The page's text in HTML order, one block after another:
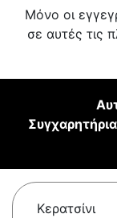
Μόνο οι
σε αυτές τις
Κερατσίνι